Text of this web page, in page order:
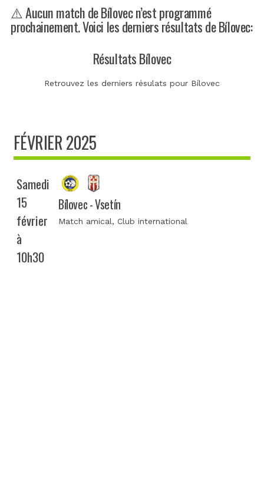
⚠️ Aucun match de Bílovec n’est programmé
prochainement. Voici les derniers résultats de Bílovec:
Résultats Bílovec
Retrouvez les derniers résulats pour Bílovec
FÉVRIER 2025
Samedi
15
février
à
10h30
Bílovec - Vsetín
Match amical, Club international